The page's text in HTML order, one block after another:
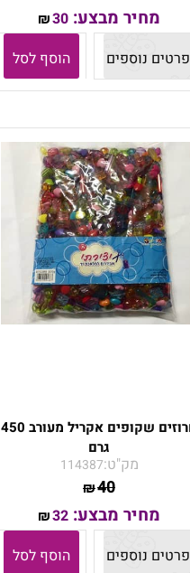
מחיר מבצע: ₪30
פרטים נוספים
הוסף לסל
חרוזים שקופים אקריל מעורב 450
גרם
מק"ט:114387
₪40
מחיר מבצע: ₪32
פרטים נוספים
הוסף לסל